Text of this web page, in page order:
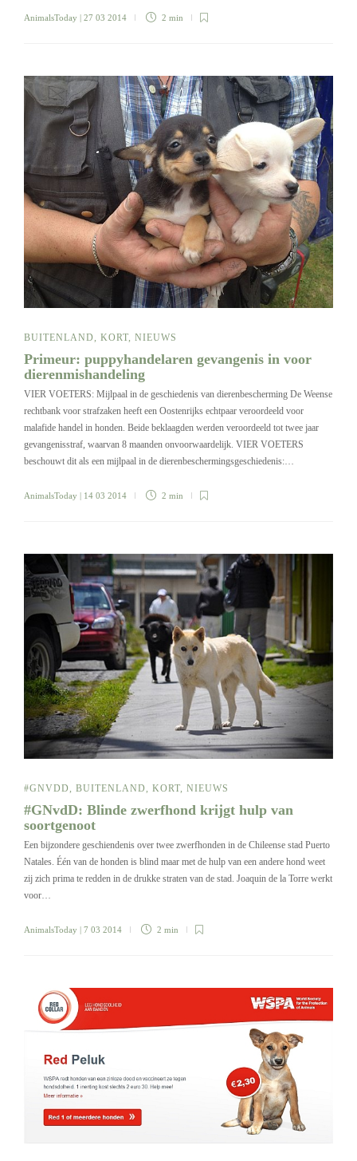
AnimalsToday | 27 03 2014 2 min
BUITENLAND, KORT, NIEUWS
Primeur: puppyhandelaren gevangenis in voor
dierenmishandeling
VIER VOETERS: Mijlpaal in de geschiedenis van dierenbescherming De Weense
rechtbank voor strafzaken heeft een Oostenrijks echtpaar veroordeeld voor
malafide handel in honden. Beide beklaagden werden veroordeeld tot twee jaar
gevangenisstraf, waarvan 8 maanden onvoorwaardelijk. VIER VOETERS
beschouwt dit als een mijlpaal in de dierenbeschermingsgeschiedenis:…
AnimalsToday | 14 03 2014 2 min
#GNVDD, BUITENLAND, KORT, NIEUWS
#GNvdD: Blinde zwerfhond krijgt hulp van
soortgenoot
Een bijzondere geschiendenis over twee zwerfhonden in de Chileense stad Puerto
Natales. Één van de honden is blind maar met de hulp van een andere hond weet
zij zich prima te redden in de drukke straten van de stad. Joaquin de la Torre werkt
voor…
AnimalsToday | 7 03 2014 2 min